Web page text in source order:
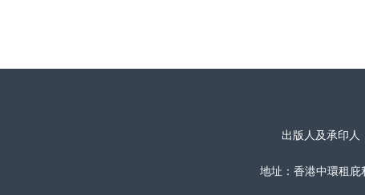
出版人及承印人
地址：香港中環租